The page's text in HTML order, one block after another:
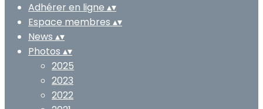
Adhérer en ligne ▴▾
Espace membres ▴▾
News ▴▾
Photos ▴▾
2025
2023
2022